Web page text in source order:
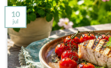
10
jul